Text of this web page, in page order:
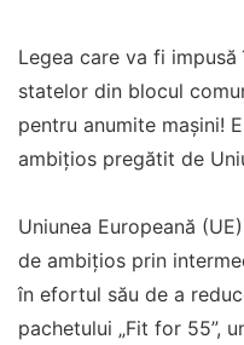
Legea care va fi
statelor din blocul
pentru anumite mașini!
ambițios pregătit de
Uniunea Europeană
de ambițios prin
în efortul său de a
pachetului „Fit for 55”,